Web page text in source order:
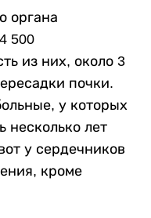
органа
500
из них, около 3
почки.
у которых
несколько лет
у сердечников
кроме